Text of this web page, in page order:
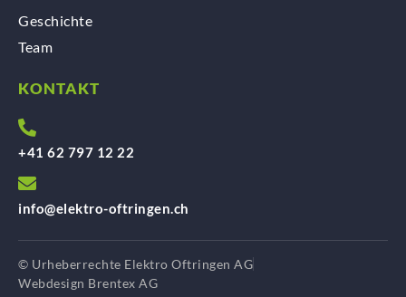
Geschichte
Team
KONTAKT
+41 62 797 12 22
info@elektro-oftringen.ch
© Urheberrechte Elektro Oftringen AG
Webdesign Brentex AG